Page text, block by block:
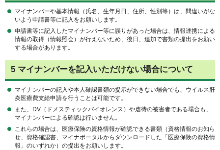
マイナンバーや基本情報（氏名、生年月日、住所、性別等）は、間違いがな
いよう申請書等に記入をお願いします。
申請書等に記入したマイナンバー等に誤りがあった場合は、情報連携による
情報の取得（情報照会）が行えないため、後日、追加で書類の提出をお願い
する場合があります。
5 マイナンバーを記入いただけない場合について
マイナンバーの記入や本人確認書類の提示ができない場合でも、ウイルス肝
炎医療費支給申請を行うことは可能です。
また、DV（ドメスティックバイオレンス）や虐待の被害者である場合も、
マイナンバーによる確認は行いません。
これらの場合は、医療保険の資格情報が確認できる書類（資格情報のお知ら
せ、資格確認書、マイナポータルからダウンロードした「医療保険の資格情
報」のいずれか）の提出をお願いします。